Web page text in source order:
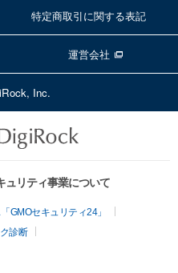
特定商取引に関する表記
運営会社
Inc.
ュリティ事業について
GMOセキュリティ24」
診断